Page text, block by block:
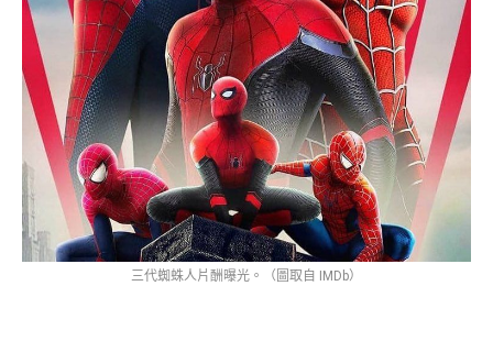
三代蜘蛛人片酬曝光。（圖取自 IMDb）